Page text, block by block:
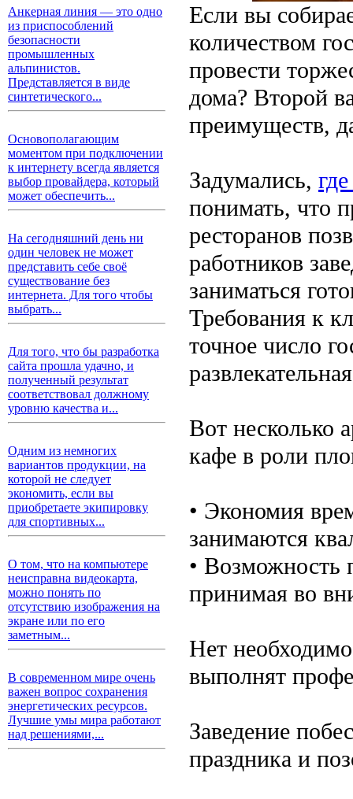
Анкерная линия — это одно
из приспособлений
безопасности
промышленных
альпинистов.
Представляется в виде
синтетического...
Основополагающим
моментом при подключении
к интернету всегда является
выбор провайдера, который
может обеспечить...
На сегодняшний день ни
один человек не может
представить себе своё
существование без
интернета. Для того чтобы
выбрать...
Для того, что бы разработка
сайта прошла удачно, и
полученный результат
соответствовал должному
уровню качества и...
Одним из немногих
вариантов продукции, на
которой не следует
экономить, если вы
приобретаете экипировку
для спортивных...
О том, что на компьютере
неисправна видеокарта,
можно понять по
отсутствию изображения на
экране или по его
заметным...
В современном мире очень
важен вопрос сохранения
энергетических ресурсов.
Лучшие умы мира работают
над решениями,...
Если вы
количеством
провести
дома? Второй
преимуществ,
Задумались,
понимать, что
ресторанов
работников
заниматься
Требования к
точное число
Вот несколько
кафе в роли
• Экономия
занимаются
• Возможность
принимая во
Нет
выполнят
Заведение
праздника и